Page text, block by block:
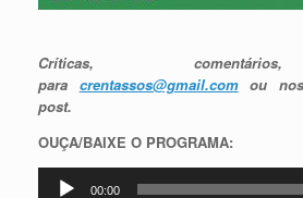
Críticas,
para crentassos@gmail.comou nos
post.
OUÇA/BAIXE O PROGRAMA:
Tocador
00:00